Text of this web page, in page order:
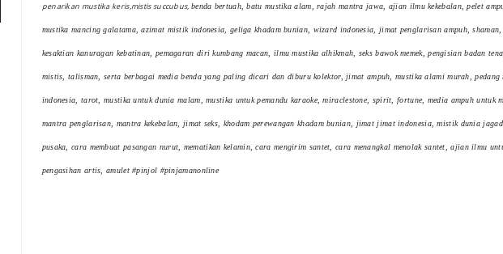
penarikan mustika keris,mistis succubus, benda bertuah, batu mustika alam, rajah mantra jawa, ajian ilmu kekebalan, pelet
mustika mancing galatama, azimat mistik indonesia, geliga khadam bunian, wizard indonesia, jimat penglarisan ampuh, shaman,
kesaktian kanuragan kebatinan, pemagaran diri kumbang macan, ilmu mustika alhikmah, seks bawok memek, pengisian badan
mistis, talisman, serta berbagai media benda yang paling dicari dan diburu kolektor, jimat ampuh, mustika alami murah,
indonesia, tarot, mustika untuk dunia malam, mustika untuk pemandu karaoke, miraclestone, spirit, fortune, media ampuh untuk
mantra penglarisan, mantra kekebalan, jimat seks, khodam perewangan khadam bunian, jimat jimat indonesia, mistik dunia
pusaka, cara membuat pasangan nurut, mematikan kelamin, cara mengirim santet, cara menangkal menolak santet, ajian ilmu
pengasihan artis, amulet #pinjol #pinjamanonline